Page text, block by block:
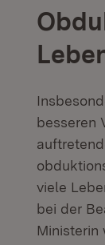
besseren
viele
bei der
Ministerin